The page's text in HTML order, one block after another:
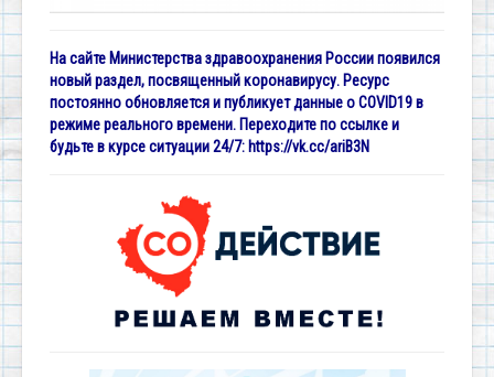
На сайте Министерства здравоохранения России появился
новый раздел, посвященный коронавирусу. Ресурс
постоянно обновляется и публикует данные о COVID19 в
режиме реального времени. Переходите по ссылке и
будьте в курсе ситуации 24/7: https://vk.cc/ariB3N